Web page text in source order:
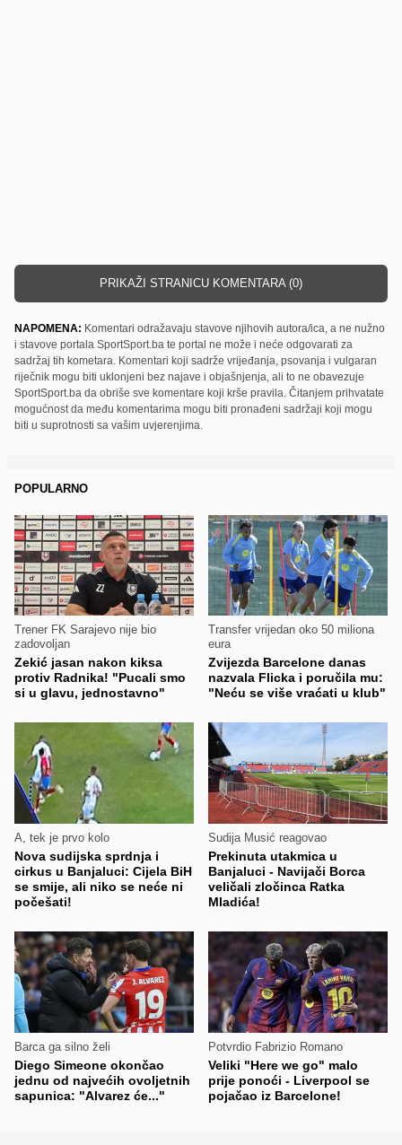
PRIKAŽI STRANICU KOMENTARA (0)
NAPOMENA: Komentari odražavaju stavove njihovih autora/ica, a ne nužno
i stavove portala SportSport.ba te portal ne može i neće odgovarati za
sadržaj tih kometara. Komentari koji sadrže vrijeđanja, psovanja i vulgaran
riječnik mogu biti uklonjeni bez najave i objašnjenja, ali to ne obavezuje
SportSport.ba da obriše sve komentare koji krše pravila. Čitanjem prihvatate
mogućnost da među komentarima mogu biti pronađeni sadržaji koji mogu
biti u suprotnosti sa vašim uvjerenjima.
POPULARNO
Trener FK Sarajevo nije bio
zadovoljan
Zekić jasan nakon kiksa
protiv Radnika! "Pucali smo
si u glavu, jednostavno"
Transfer vrijedan oko 50 miliona
eura
Zvijezda Barcelone danas
nazvala Flicka i poručila mu:
"Neću se više vraćati u klub"
A, tek je prvo kolo
Nova sudijska sprdnja i
cirkus u Banjaluci: Cijela BiH
se smije, ali niko se neće ni
počešati!
Sudija Musić reagovao
Prekinuta utakmica u
Banjaluci - Navijači Borca
veličali zločinca Ratka
Mladića!
Barca ga silno želi
Diego Simeone okončao
jednu od najvećih ovoljetnih
sapunica: "Alvarez će..."
Potvrdio Fabrizio Romano
Veliki "Here we go" malo
prije ponoći - Liverpool se
pojačao iz Barcelone!